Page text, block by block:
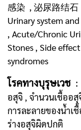
感染 , 泌尿路结
Urinary system
, Acute/Chronic
Stones , Side
syndromes
โรคทางบุรุษเวช :
อสุจิ , จำนวนเชื้ออ
การละลายของน้ำ
ร่างอสุจิผิดปกติ